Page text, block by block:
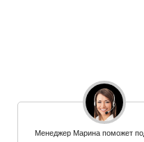
Менеджер Марина поможет